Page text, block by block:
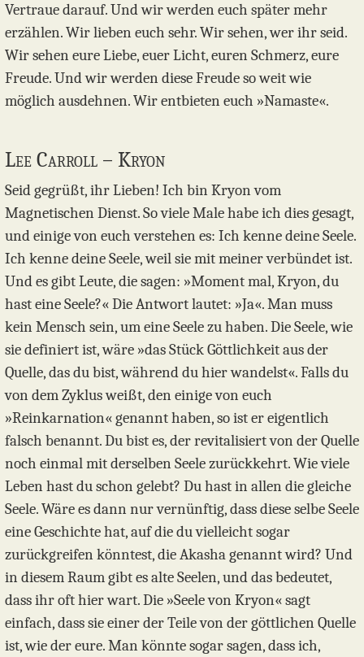
Vertraue darauf. Und wir werden euch später mehr
erzählen. Wir lieben euch sehr. Wir sehen, wer ihr seid.
Wir sehen eure Liebe, euer Licht, euren Schmerz, eure
Freude. Und wir werden diese Freude so weit wie
möglich ausdehnen. Wir entbieten euch »Namaste«.
Lee Carroll – Kryon
Seid gegrüßt, ihr Lieben! Ich bin Kryon vom
Magnetischen Dienst. So viele Male habe ich dies gesagt,
und einige von euch verstehen es: Ich kenne deine Seele.
Ich kenne deine Seele, weil sie mit meiner verbündet ist.
Und es gibt Leute, die sagen: »Moment mal, Kryon, du
hast eine Seele?« Die Antwort lautet: »Ja«. Man muss
kein Mensch sein, um eine Seele zu haben. Die Seele, wie
sie definiert ist, wäre »das Stück Göttlichkeit aus der
Quelle, das du bist, während du hier wandelst«. Falls du
von dem Zyklus weißt, den einige von euch
»Reinkarnation« genannt haben, so ist er eigentlich
falsch benannt. Du bist es, der revitalisiert von der Quelle
noch einmal mit derselben Seele zurückkehrt. Wie viele
Leben hast du schon gelebt? Du hast in allen die gleiche
Seele. Wäre es dann nur vernünftig, dass diese selbe Seele
eine Geschichte hat, auf die du vielleicht sogar
zurückgreifen könntest, die Akasha genannt wird? Und
in diesem Raum gibt es alte Seelen, und das bedeutet,
dass ihr oft hier wart. Die »Seele von Kryon« sagt
einfach, dass sie einer der Teile von der göttlichen Quelle
ist, wie der eure. Man könnte sogar sagen, dass ich,